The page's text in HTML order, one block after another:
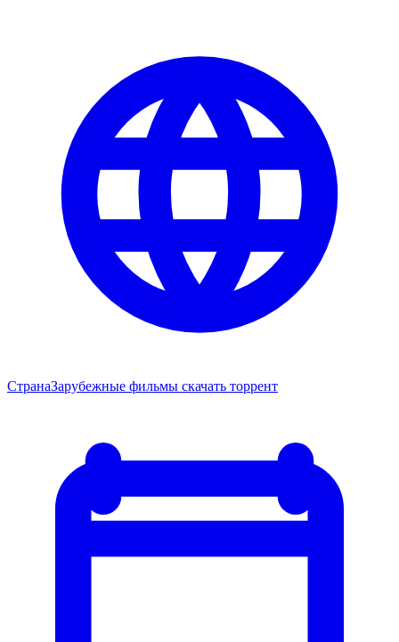
СтранаЗарубежные фильмы скачать торрент